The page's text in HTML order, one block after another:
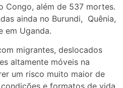
Congo, além de 537 mortes.
ainda no Burundi, Quênia,
em Uganda.
migrantes, deslocados
altamente móveis na
um risco muito maior de